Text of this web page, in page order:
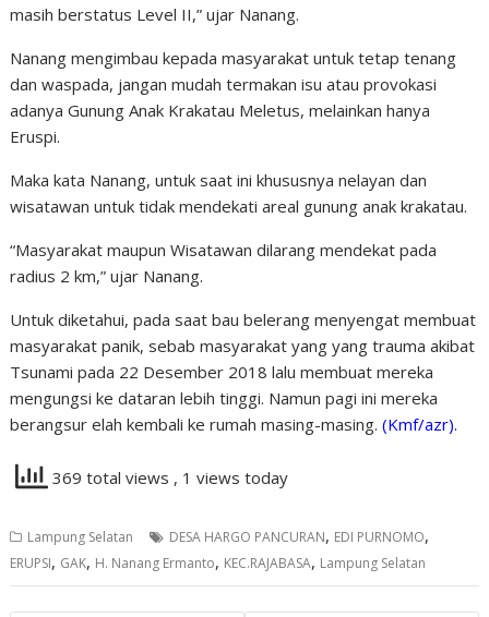
masih berstatus Level II,” ujar Nanang.
Nanang mengimbau kepada masyarakat untuk tetap tenang
dan waspada, jangan mudah termakan isu atau provokasi
adanya Gunung Anak Krakatau Meletus, melainkan hanya
Eruspi.
Maka kata Nanang, untuk saat ini khususnya nelayan dan
wisatawan untuk tidak mendekati areal gunung anak krakatau.
“Masyarakat maupun Wisatawan dilarang mendekat pada
radius 2 km,” ujar Nanang.
Untuk diketahui, pada saat bau belerang menyengat membuat
masyarakat panik, sebab masyarakat yang yang trauma akibat
Tsunami pada 22 Desember 2018 lalu membuat mereka
mengungsi ke dataran lebih tinggi. Namun pagi ini mereka
berangsur elah kembali ke rumah masing-masing.(Kmf/azr).
369 total views , 1 views today
Lampung Selatan DESA HARGO PANCURAN, EDI PURNOMO,
ERUPSI, GAK, H. Nanang Ermanto, KEC.RAJABASA, Lampung Selatan